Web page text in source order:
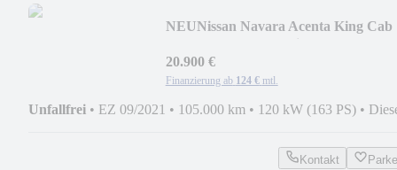
NEUNissan Navara Acenta King Cab
20.900 €
Finanzierung ab 124 € mtl.
Unfallfrei • EZ 09/2021 • 105.000 km • 120 kW (163 PS) •
Kontakt